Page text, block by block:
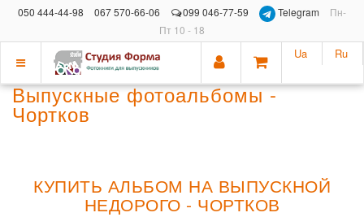
050 444-44-98 067 570-66-06 099 046-77-59 Telegram
Пн-
Пт 10 - 18
Показать
меню
Ua Ru
Выпускные фотоальбомы -
Чортков
КУПИТЬ АЛЬБОМ НА ВЫПУСКНОЙ
НЕДОРОГО - ЧОРТКОВ